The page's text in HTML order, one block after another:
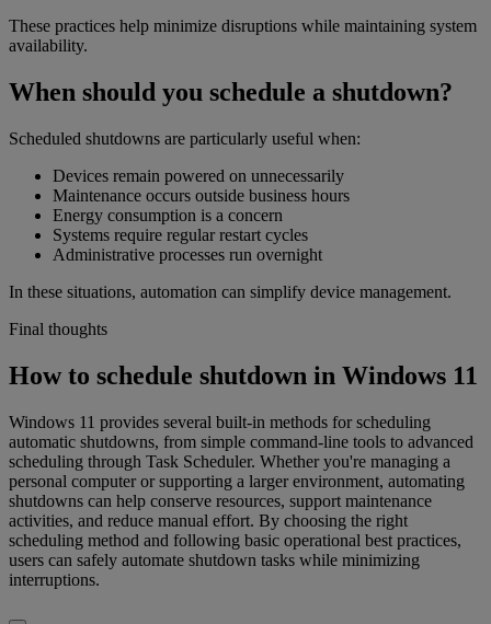
These practices help minimize disruptions while maintaining system
availability.
When should you schedule a shutdown?
Scheduled shutdowns are particularly useful when:
Devices remain powered on unnecessarily
Maintenance occurs outside business hours
Energy consumption is a concern
Systems require regular restart cycles
Administrative processes run overnight
In these situations, automation can simplify device management.
Final thoughts
How to schedule shutdown in Windows 11
Windows 11 provides several built-in methods for scheduling
automatic shutdowns, from simple command-line tools to advanced
scheduling through Task Scheduler. Whether you're managing a
personal computer or supporting a larger environment, automating
shutdowns can help conserve resources, support maintenance
activities, and reduce manual effort. By choosing the right
scheduling method and following basic operational best practices,
users can safely automate shutdown tasks while minimizing
interruptions.